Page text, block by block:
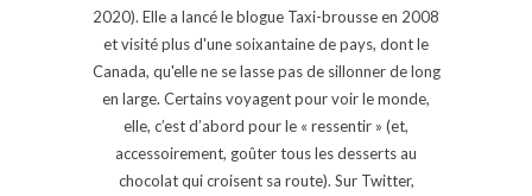
2020). Elle a lancé le blogue Taxi-brousse en 2008
et visité plus d'une soixantaine de pays, dont le
Canada, qu'elle ne se lasse pas de sillonner de long
en large. Certains voyagent pour voir le monde,
elle, c’est d’abord pour le « ressentir » (et,
accessoirement, goûter tous les desserts au
chocolat qui croisent sa route). Sur Twitter,